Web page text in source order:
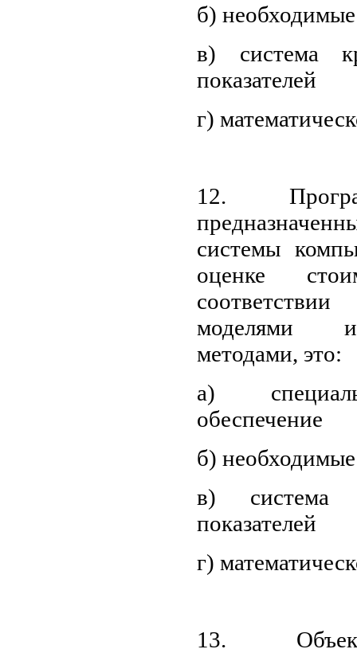
б)
в) система
показателей
г)
12.
системы
оценке
моделями и
методами, это:
а)
обеспечение
б)
в) система
показателей
г)
13.